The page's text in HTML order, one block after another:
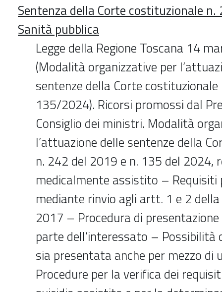
Sentenza della Corte costituzionale
Sanità pubblica
Legge della Regione Toscana 14
(Modalità organizzative per
sentenze della Corte
135/2024). Ricorsi promossi dal
Consiglio dei ministri. Modalità
l’attuazione delle sentenze della
n. 242 del 2019 e n. 135 del 2024,
medicalmente assistito – Requisiti
mediante rinvio agli artt. 1 e 2
2017 – Procedura di
parte dell’interessato – Possibilità
sia presentata anche per mezzo di
Procedure per la verifica dei